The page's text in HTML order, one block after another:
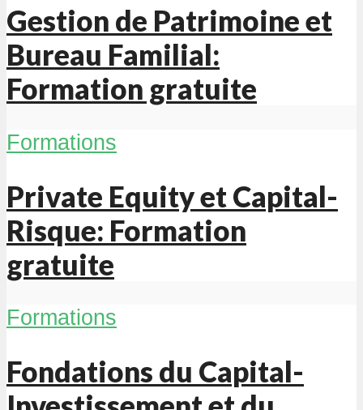
Gestion de Patrimoine et
Bureau Familial:
Formation gratuite
Formations
Private Equity et Capital-
Risque: Formation
gratuite
Formations
Fondations du Capital-